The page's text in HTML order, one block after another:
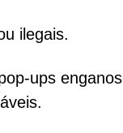
ilegais.
ups